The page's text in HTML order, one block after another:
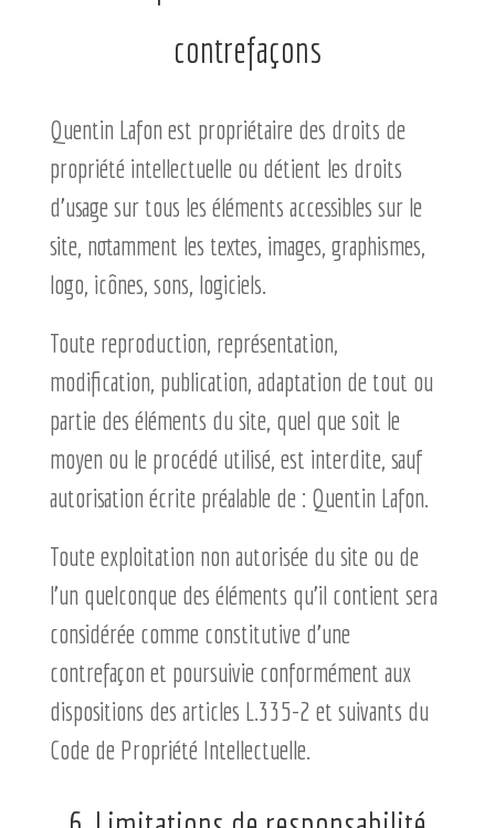
contrefaçons
Quentin Lafon est propriétaire des droits de
propriété intellectuelle ou détient les droits
d’usage sur tous les éléments accessibles sur le
site, notamment les textes, images, graphismes,
logo, icônes, sons, logiciels.
Toute reproduction, représentation,
modification, publication, adaptation de tout ou
partie des éléments du site, quel que soit le
moyen ou le procédé utilisé, est interdite, sauf
autorisation écrite préalable de : Quentin Lafon.
Toute exploitation non autorisée du site ou de
l’un quelconque des éléments qu’il contient sera
considérée comme constitutive d’une
contrefaçon et poursuivie conformément aux
dispositions des articles L.335-2 et suivants du
Code de Propriété Intellectuelle.